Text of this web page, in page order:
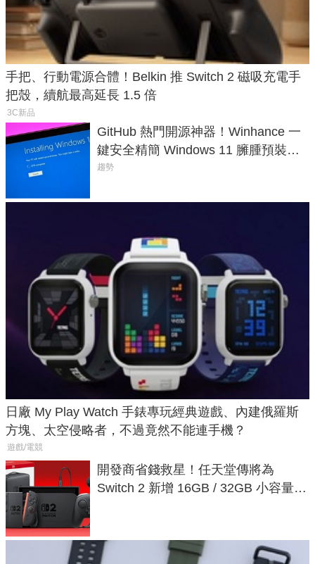
手把、行動電源合體！Belkin 推 Switch 2 磁吸充電手
把殼，續航最高延長 1.5 倍
3C新品
GitHub 熱門開源神器！Winhance 一
鍵安全精簡 Windows 11 臃腫預裝軟
體與後台追蹤
趨勢
日廠 My Play Watch 手錶專玩經典遊戲、內建俄羅斯
方塊、太空侵略者，不過竟然不能連手機？
遊戲/電競
開發商省錢救星！任天堂傳將為
Switch 2 新增 16GB / 32GB 小容量遊